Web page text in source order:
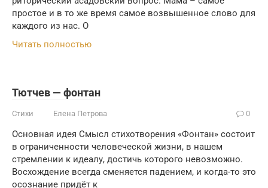
простое и в то же время самое возвышенное слово для
каждого из нас. О
Читать полностью
Тютчев — фонтан
Стихи Елена Петрова 0
Основная идея Смысл стихотворения «Фонтан» состоит
в ограниченности человеческой жизни, в нашем
стремлении к идеалу, достичь которого невозможно.
Восхождение всегда сменяется падением, и когда-то это
осознание придёт к